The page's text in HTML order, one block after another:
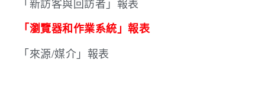
「瀏覽器和作業系統」報表
「來源/媒介」報表